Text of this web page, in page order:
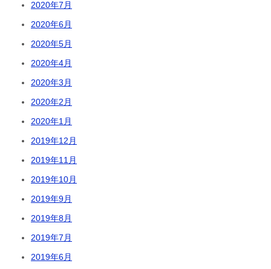
2020年7月
2020年6月
2020年5月
2020年4月
2020年3月
2020年2月
2020年1月
2019年12月
2019年11月
2019年10月
2019年9月
2019年8月
2019年7月
2019年6月